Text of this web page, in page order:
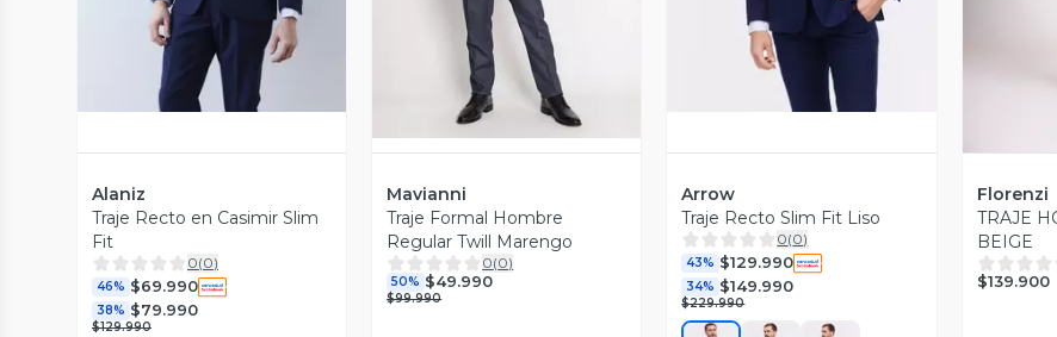
Alaniz
Traje Recto en Casimir Slim
Fit
0(0)
46% $69.990
38% $79.990
$129.990
Mavianni
Traje Formal Hombre
Regular Twill Marengo
0(0)
50% $49.990
$99.990
Arrow
Traje Recto Slim Fit Liso
0(0)
43% $129.990
34% $149.990
$229.990
Florenzi
TRAJE
BEIGE
$139.900